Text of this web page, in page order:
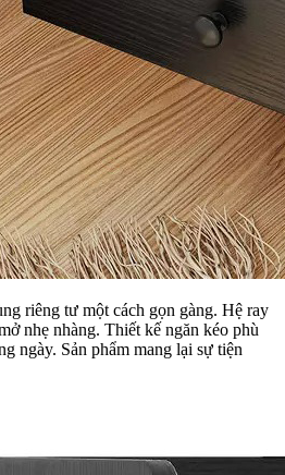
riêng tư một cách gọn gàng. Hệ ray
nhẹ nhàng. Thiết kế ngăn kéo phù
ngày. Sản phẩm mang lại sự tiện